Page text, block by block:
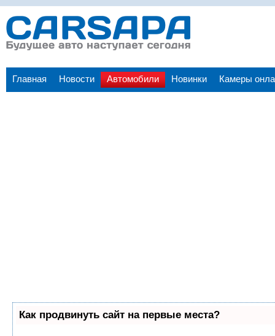
Главная Новости Автомобили Новинки Камеры
Как продвинуть сайт на первые места?